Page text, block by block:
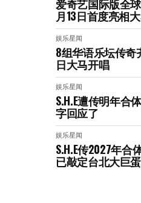
爱奇艺国际版全
月13日首度亮相
娱乐星闻
8组华语乐坛传奇
日大马开唱
娱乐星闻
S.H.E遭传明年合
字回应了
娱乐星闻
S.H.E传2027年合
已敲定台北大巨